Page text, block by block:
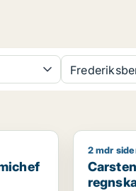
Carsten
2 mdr